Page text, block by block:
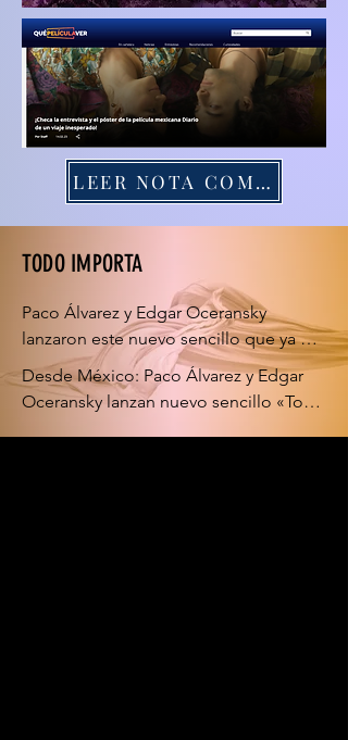
LEER NOTA COMPLETA
TODO IMPORTA
Paco Álvarez y Edgar Oceransky
lanzaron este nuevo sencillo que ya
puede escucharse en todas las
plataformas digitales.
Desde México: Paco Álvarez y Edgar
Oceransky lanzan nuevo sencillo «Todo